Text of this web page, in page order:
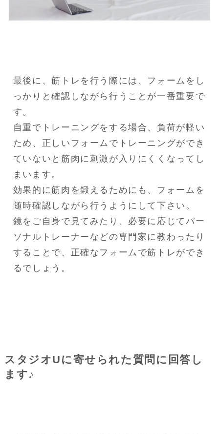
最後に、筋トレを行う際には、フォームをし
っかりと確認しながら行うことが一番重要で
す。
自重でトレーニングをする場合、負荷が軽い
ため、正しいフォームでトレーニングができ
ていないと筋肉に刺激が入りにくくなってし
まいます。
効果的に筋肉を鍛えるためにも、フォームを
随時確認しながら行うようにして下さい。
鏡をご自身で見てみたり、必要に応じてパー
ソナルトレーナーなどの専門家に教わったり
することで、正確なフォームで筋トレができ
るでしょう。
スタジオUに寄せられた質問に回答し
ます♪